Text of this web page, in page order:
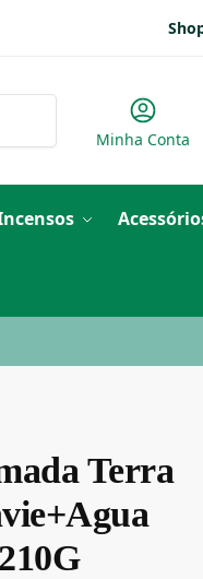
Minha Conta
Terra